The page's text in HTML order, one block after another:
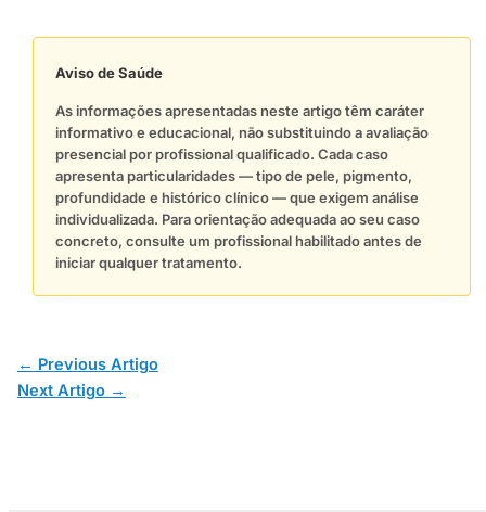
Aviso de Saúde
As informações apresentadas neste artigo têm caráter
informativo e educacional, não substituindo a avaliação
presencial por profissional qualificado. Cada caso
apresenta particularidades — tipo de pele, pigmento,
profundidade e histórico clínico — que exigem análise
individualizada. Para orientação adequada ao seu caso
concreto, consulte um profissional habilitado antes de
iniciar qualquer tratamento.
← Previous Artigo
Next Artigo →